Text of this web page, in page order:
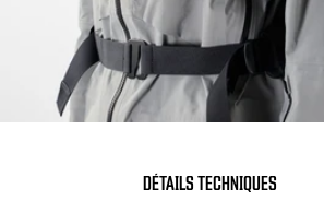
DÉTAILS TECHNIQUES